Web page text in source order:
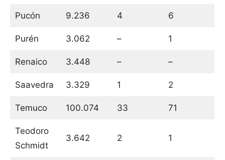
Pucón 9.236 4 6
Purén 3.062 – 1
Renaico 3.448 – –
Saavedra 3.329 1 2
Temuco 100.074 33 71
Teodoro
Schmidt
3.642 2 1